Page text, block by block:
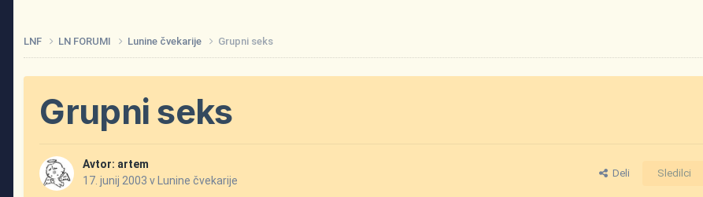
LNF LN FORUMI Lunine čvekarije Grupni seks
Grupni seks
Avtor: artem
17. junij 2003 v Lunine čvekarije
Deli Sledilci